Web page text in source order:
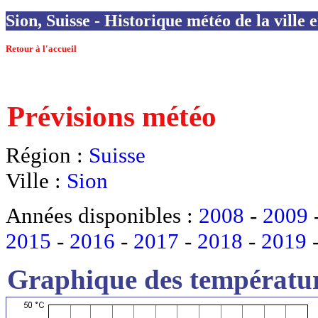
Sion, Suisse - Historique météo de la ville
Retour à l'accueil
Prévisions météo
Région : Suisse
Ville : Sion
Années disponibles : 2008 - 2009
2015 - 2016 - 2017 - 2018 - 2019
Graphique des